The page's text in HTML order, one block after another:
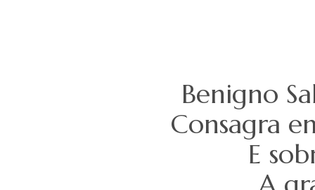
Benigno
Consagra
E